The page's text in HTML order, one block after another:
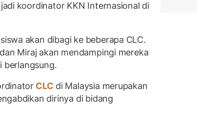
koordinator KKN Internasional di
akan dibagi ke beberapa CLC.
Miraj akan mendampingi mereka
berlangsung.
CLC di Malaysia merupakan
dirinya di bidang